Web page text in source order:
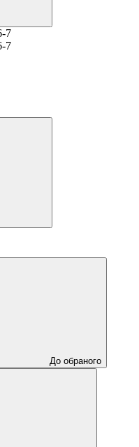
До обраного